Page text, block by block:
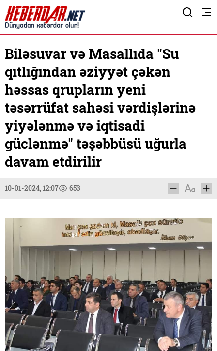
Biləsuvar və Masallıda "Su
qıtlığından əziyyət çəkən
həssas qrupların yeni
təsərrüfat sahəsi vərdişlərinə
yiyələnmə və iqtisadi
güclənmə" təşəbbüsü uğurla
davam etdirilir
10-01-2024, 12:07 653